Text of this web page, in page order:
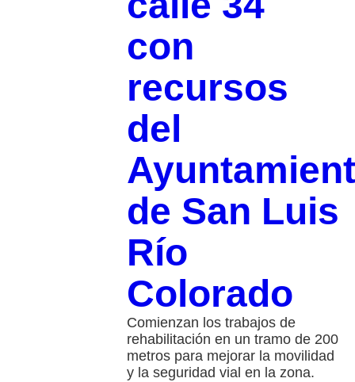
con
recursos
del
de San Luis
Río
Colorado
Comienzan los trabajos de
rehabilitación en un tramo de 200
metros para mejorar la movilidad
y la seguridad vial en la zona.